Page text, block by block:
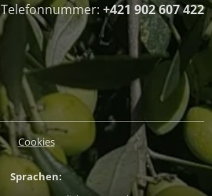
Telefonnummer: +421 902 607 422
Cookies
Sprachen